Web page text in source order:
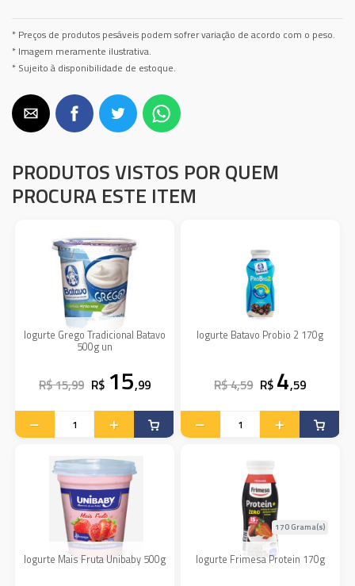
* Preços de produtos pesáveis podem sofrer variação de acordo com o peso.
* Imagem meramente ilustrativa.
* Sujeito à disponibilidade de estoque.
PRODUTOS VISTOS POR QUEM
PROCURA ESTE ITEM
Iogurte Grego Tradicional Batavo
500g un
R$ 15,99 R$ 15,99
Iogurte Batavo Probio 2 170g
R$ 4,59 R$ 4,59
Iogurte Mais Fruta Unibaby 500g Iogurte Frimesa Protein 170g
170 Grama(s)